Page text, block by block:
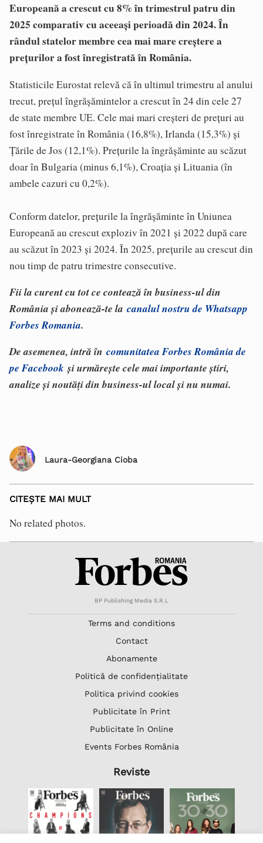
Europeană a crescut cu 8% în trimestrul patru din
2025 comparativ cu aceeaşi perioadă din 2024. În
rândul statelor membre cea mai mare creştere a
preţurilor a fost înregistrată în România.
Statisticile Eurostat relevă că în ultimul trimestru al anului
trecut, preţul îngrăşămintelor a crescut în 24 din cele 27
de state membre UE. Cele mai mari creşteri de preţuri au
fost înregistrate în România (16,8%), Irlanda (15,3%) şi
Ţările de Jos (12,1%). Preţurile la îngrăşăminte au scăzut
doar în Bulgaria (minus 6,1%), Croaţia şi Lituania (în
ambele cazuri cu 0,2%).
Conform datelor, preţurile la îngrăşăminte în Uniunea
Europeană au crescut exploziv în 2021 şi 2022 după care
au scăzut în 2023 şi 2024. În 2025, preţurile au crescut din
nou timp de patru trimestre consecutive.
Fii la curent cu tot ce contează în business-ul din
România și abonează-te la canalul nostru de Whatsapp
Forbes Romania.
De asemenea, intră în comunitatea Forbes România de
pe Facebook și urmărește cele mai importante știri,
analize și noutăți din business-ul local și nu numai.
Laura-Georgiana Cioba
CITEȘTE MAI MULT
No related photos.
BP Publishing Media S.R.L
Terms and conditions
Contact
Abonamente
Politică de confidențialitate
Politica privind cookies
Publicitate în Print
Publicitate în Online
Events Forbes România
Reviste